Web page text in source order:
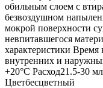
обильным слоем с
безвоздушном
мокрой поверхности
невпитавшегося
характеристики
внутренних и
+20°С Расход21.5-30
Цветбесцветный